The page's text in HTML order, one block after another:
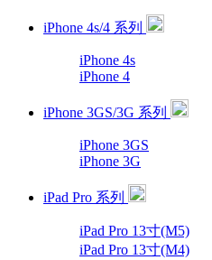
iPhone 4s/4 系列
iPhone 4s
iPhone 4
iPhone 3GS/3G 系列
iPhone 3GS
iPhone 3G
iPad Pro 系列
iPad Pro 13寸(M5)
iPad Pro 13寸(M4)